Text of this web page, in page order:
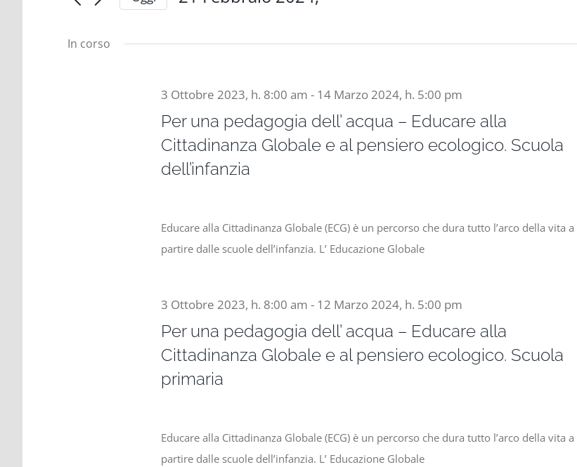
for
Febbraio
Navigazione
Cerca
per
data.
In corso
Per una pedagogia dell’ acqua – Educare alla
Cittadinanza Globale e al pensiero ecologico. Scuola
dell’infanzia
3 Ottobre 2023, h. 8:00 am - 14 Marzo 2024, h. 5:00 pm
Educare alla Cittadinanza Globale (ECG) è un percorso che dura tutto l’arco della vita a
partire dalle scuole dell’infanzia. L’ Educazione Globale
Per una pedagogia dell’ acqua – Educare alla
Cittadinanza Globale e al pensiero ecologico. Scuola
primaria
3 Ottobre 2023, h. 8:00 am - 12 Marzo 2024, h. 5:00 pm
Educare alla Cittadinanza Globale (ECG) è un percorso che dura tutto l’arco della vita a
partire dalle scuole dell’infanzia. L’ Educazione Globale